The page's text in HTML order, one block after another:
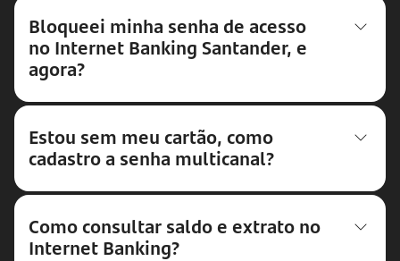
Bloqueei minha senha de acesso
no Internet Banking Santander, e
agora?
Estou sem meu cartão, como
cadastro a senha multicanal?
Como consultar saldo e extrato no
Internet Banking?